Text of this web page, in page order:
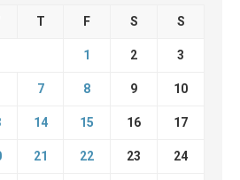
T F S S
1 2 3
7 8 9 10
14 15 16 17
21 22 23 24